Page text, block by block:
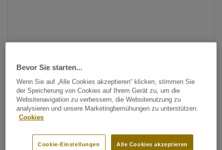
Tarkett Zubehör Komplettsortiment|Nassraum Zubehör
Bevor Sie starten...
Wenn Sie auf „Alle Cookies akzeptieren“ klicken, stimmen Sie
der Speicherung von Cookies auf Ihrem Gerät zu, um die
Websitenavigation zu verbessern, die Websitenutzung zu
analysieren und unsere Marketingbemühungen zu unterstützen.
Cookies
Alle Cookies akzeptieren
Cookie-Einstellungen